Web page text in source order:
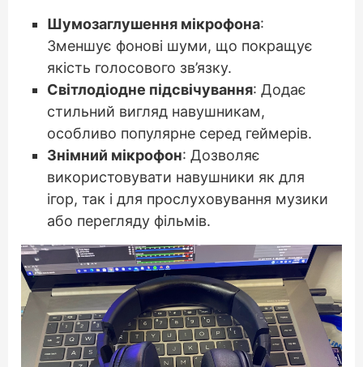
Шумозаглушення мікрофона:
Зменшує фонові шуми, що покращує
якість голосового зв’язку.
Світлодіодне підсвічування: Додає
стильний вигляд навушникам,
особливо популярне серед геймерів.
Знімний мікрофон: Дозволяє
використовувати навушники як для
ігор, так і для прослуховування музики
або перегляду фільмів.